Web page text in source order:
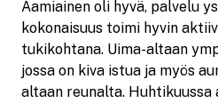
Aamiainen oli hyvä, palvelu
kokonaisuus toimi hyvin
tukikohtana. Uima-altaan
jossa on kiva istua ja myös
altaan reunalta.